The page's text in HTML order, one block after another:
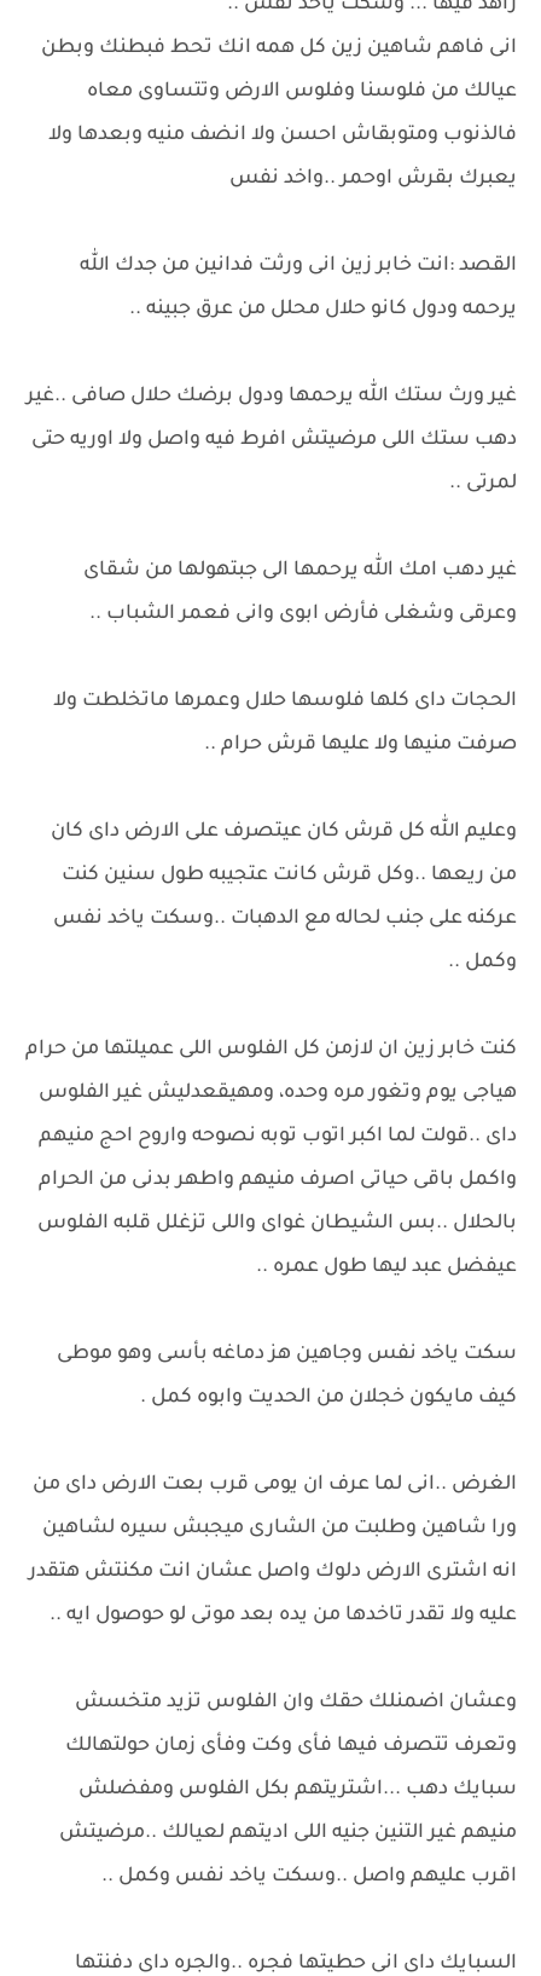
زاهد فيها ... وسكت ياخد نفس ..
انى فاهم شاهين زين كل همه انك تحط فبطنك وبطن
عيالك من فلوسنا وفلوس الارض وتتساوى معاه
فالذنوب ومتوبقاش احسن ولا انضف منيه وبعدها ولا
يعبرك بقرش اوحمر ..واخد نفس
القصد :انت خابر زين انى ورثت فدانين من جدك الله
يرحمه ودول كانو حلال محلل من عرق جبينه ..
غير ورث ستك الله يرحمها ودول برضك حلال صافى ..غير
دهب ستك اللى مرضيتش افرط فيه واصل ولا اوريه حتى
لمرتى ..
غير دهب امك الله يرحمها الى جبتهولها من شقاى
وعرقى وشغلى فأرض ابوى وانى فعمر الشباب ..
الحجات داى كلها فلوسها حلال وعمرها ماتخلطت ولا
صرفت منيها ولا عليها قرش حرام ..
وعليم الله كل قرش كان عيتصرف على الارض داى كان
من ريعها ..وكل قرش كانت عتجيبه طول سنين كنت
عركنه على جنب لحاله مع الدهبات ..وسكت ياخد نفس
وكمل ..
كنت خابر زين ان لازمن كل الفلوس اللى عميلتها من حرام
هياجى يوم وتغور مره وحده، ومهيقعدليش غير الفلوس
داى ..قولت لما اكبر اتوب توبه نصوحه واروح احج منيهم
واكمل باقى حياتى اصرف منيهم واطهر بدنى من الحرام
بالحلال ..بس الشيطان غواى واللى تزغلل قلبه الفلوس
عيفضل عبد ليها طول عمره ..
سكت ياخد نفس وجاهين هز دماغه بأسى وهو موطى
كيف مايكون خجلان من الحديت وابوه كمل .
الغرض ..انى لما عرف ان يومى قرب بعت الارض داى من
ورا شاهين وطلبت من الشارى ميجبش سيره لشاهين
انه اشترى الارض دلوك واصل عشان انت مكنتش هتقدر
عليه ولا تقدر تاخدها من يده بعد موتى لو حوصول ايه ..
وعشان اضمنلك حقك وان الفلوس تزيد متخسش
وتعرف تتصرف فيها فأى وكت وفأى زمان حولتهالك
سبايك دهب ...اشتريتهم بكل الفلوس ومفضلش
منيهم غير التنين جنيه اللى اديتهم لعيالك ..مرضيتش
اقرب عليهم واصل ..وسكت ياخد نفس وكمل ..
السبايك داى انى حطيتها فجره ..والجره داى دفنتها